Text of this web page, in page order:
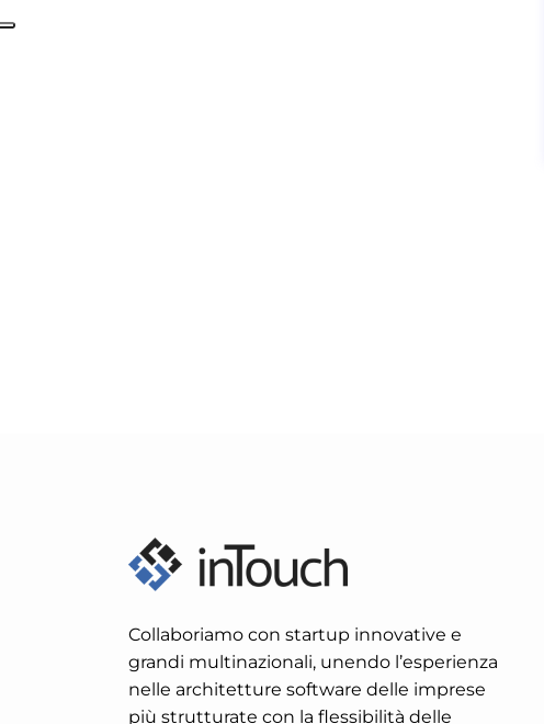
Collaboriamo con startup innovative e
grandi multinazionali, unendo l’esperienza
nelle architetture software delle imprese
più strutturate con la flessibilità delle